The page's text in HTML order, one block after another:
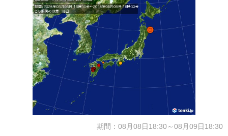
期間：08月08日18:30～08月09日18:30